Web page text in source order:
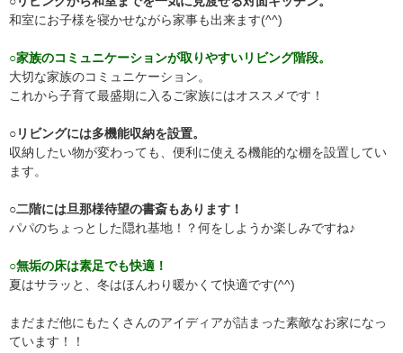
和室にお子様を寝かせながら家事も出来ます(^^)
○家族のコミュニケーションが取りやすいリビング階段。
大切な家族のコミュニケーション。
これから子育て最盛期に入るご家族にはオススメです！
○リビングには多機能収納を設置。
収納したい物が変わっても、便利に使える機能的な棚を設置してい
ます。
○二階には旦那様待望の書斎もあります！
パパのちょっとした隠れ基地！？何をしようか楽しみですね♪
○無垢の床は素足でも快適！
夏はサラッと、冬はほんわり暖かくて快適です(^^)
まだまだ他にもたくさんのアイディアが詰まった素敵なお家になっ
ています！！